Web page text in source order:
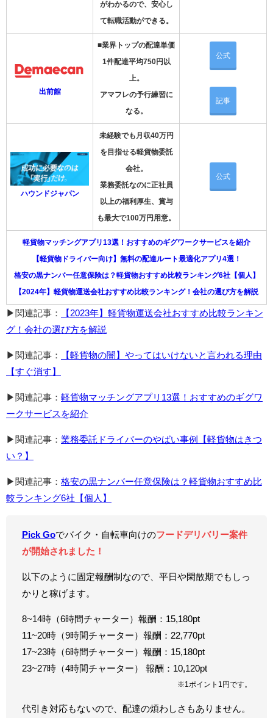
がわかるので、安心し
て転職活動ができる。
出前館
■業界トップの配達単価
1件配達平均750円以
上。
アマフレの予行練習に
なる。
公式
記事
ハウンドジャパン
未経験でも月収40万円
を目指せる軽貨物委託
会社。
業務委託なのに正社員
以上の福利厚生、賞与
も最大で100万円用意。
公式
軽貨物マッチングアプリ13選！おすすめのギグワークサービスを紹介
【軽貨物ドライバー向け】無料の配達ルート最適化アプリ4選！
格安の黒ナンバー任意保険は？軽貨物おすすめ比較ランキング6社【個人】
【2024年】軽貨物運送会社おすすめ比較ランキング！会社の選び方を解説
▶関連記事：
【2023年】軽貨物運送会社おすすめ比較ランキン
グ！会社の選び方を解説
▶関連記事：
【軽貨物の闇】やってはいけないと言われる理由
【すぐ消す】
▶関連記事： 軽貨物マッチングアプリ13選！おすすめのギグワ
ークサービスを紹介
▶関連記事： 業務委託ドライバーのやばい事例【軽貨物はきつ
い？】
▶関連記事： 格安の黒ナンバー任意保険は？軽貨物おすすめ比
較ランキング6社【個人】
Pick Goでバイク・自転車向けのフードデリバリー案件
が開始されました！
以下のように固定報酬制なので、平日や閑散期でもしっ
かりと稼げます。
8~14時（6時間チャーター）報酬：15,180pt
11~20時（9時間チャーター）報酬：22,770pt
17~23時（6時間チャーター）報酬：15,180pt
23~27時（4時間チャーター） 報酬：10,120pt
※1ポイント1円です。
代引き対応もないので、配達の煩わしさもありません。